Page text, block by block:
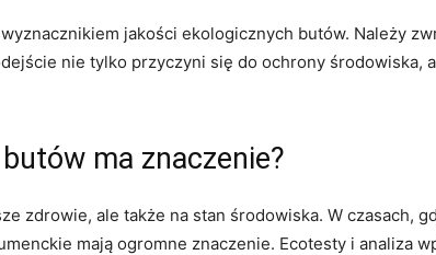
jakości ekologicznych butów. Należy
nie tylko przyczyni się do ochrony środowiska,
ma znaczenie?
zdrowie, ale także na stan środowiska. W czasach,
mają ogromne znaczenie. Ecotesty i analiza